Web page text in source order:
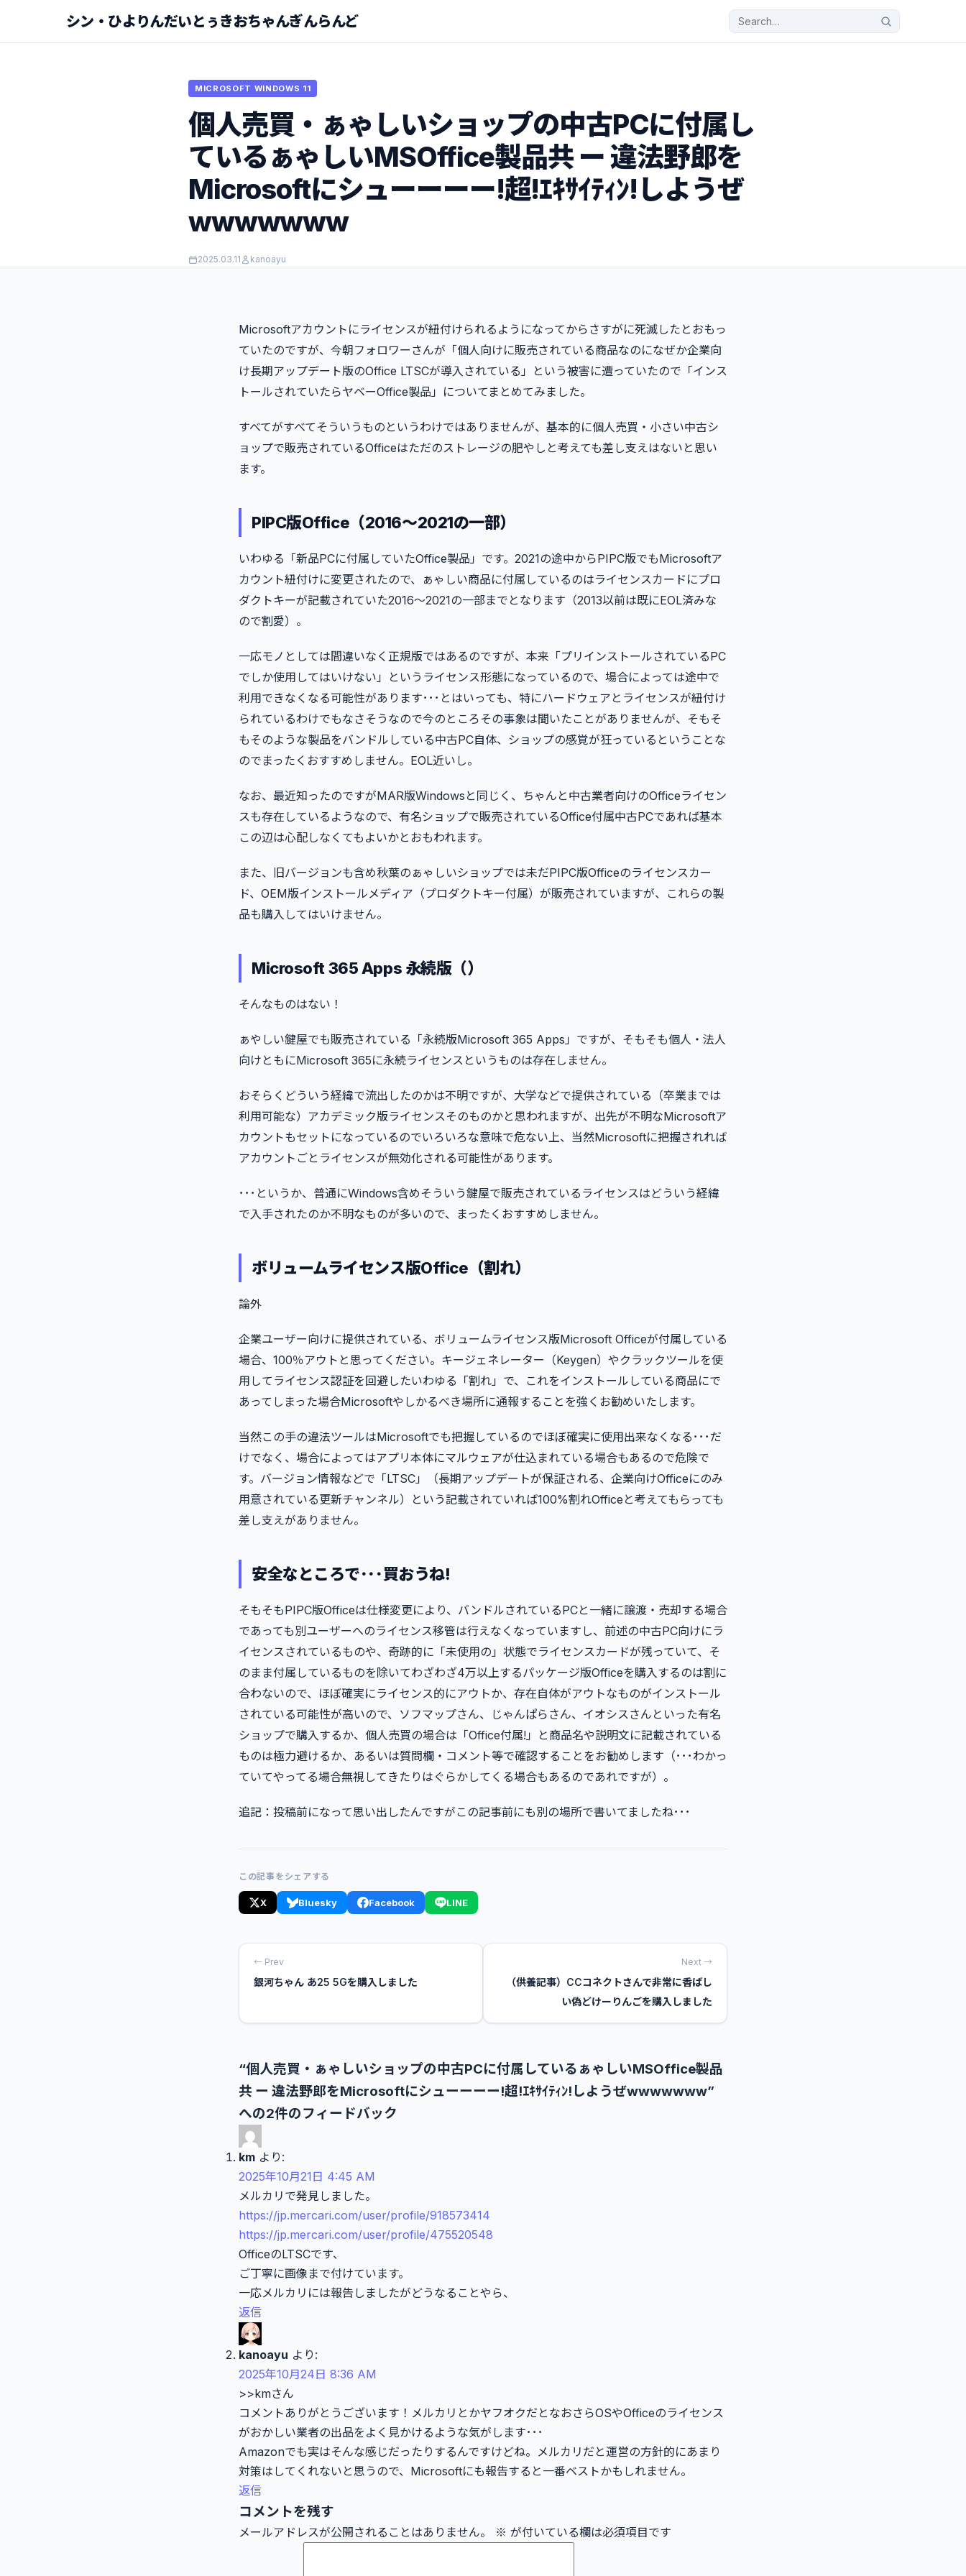
シン・ひよりんだいとぅきおちゃんぎんらんど
MICROSOFT WINDOWS 11
個人売買・ぁゃしいショップの中古PCに付属し
ているぁゃしいMSOffice製品共 ー 違法野郎を
Microsoftにシューーーー!超!ｴｷｻｲﾃｨﾝ!しようぜ
wwwwwww
2025.03.11 kanoayu
Microsoftアカウントにライセンスが紐付けられるようになってからさすがに死滅したとおもっ
ていたのですが、今朝フォロワーさんが「個人向けに販売されている商品なのになぜか企業向
け長期アップデート版のOffice LTSCが導入されている」という被害に遭っていたので「インス
トールされていたらヤベーOffice製品」についてまとめてみました。
すべてがすべてそういうものというわけではありませんが、基本的に個人売買・小さい中古シ
ョップで販売されているOfficeはただのストレージの肥やしと考えても差し支えはないと思い
ます。
PIPC版Office（2016〜2021の一部）
いわゆる「新品PCに付属していたOffice製品」です。2021の途中からPIPC版でもMicrosoftア
カウント紐付けに変更されたので、ぁゃしい商品に付属しているのはライセンスカードにプロ
ダクトキーが記載されていた2016〜2021の一部までとなります（2013以前は既にEOL済みな
ので割愛）。
一応モノとしては間違いなく正規版ではあるのですが、本来「プリインストールされているPC
でしか使用してはいけない」というライセンス形態になっているので、場合によっては途中で
利用できなくなる可能性があります･･･とはいっても、特にハードウェアとライセンスが紐付け
られているわけでもなさそうなので今のところその事象は聞いたことがありませんが、そもそ
もそのような製品をバンドルしている中古PC自体、ショップの感覚が狂っているということな
のでまったくおすすめしません。EOL近いし。
なお、最近知ったのですがMAR版Windowsと同じく、ちゃんと中古業者向けのOfficeライセン
スも存在しているようなので、有名ショップで販売されているOffice付属中古PCであれば基本
この辺は心配しなくてもよいかとおもわれます。
また、旧バージョンも含め秋葉のぁゃしいショップでは未だPIPC版Officeのライセンスカー
ド、OEM版インストールメディア（プロダクトキー付属）が販売されていますが、これらの製
品も購入してはいけません。
Microsoft 365 Apps 永続版（）
そんなものはない！
ぁやしい鍵屋でも販売されている「永続版Microsoft 365 Apps」ですが、そもそも個人・法人
向けともにMicrosoft 365に永続ライセンスというものは存在しません。
おそらくどういう経緯で流出したのかは不明ですが、大学などで提供されている（卒業までは
利用可能な）アカデミック版ライセンスそのものかと思われますが、出先が不明なMicrosoftア
カウントもセットになっているのでいろいろな意味で危ない上、当然Microsoftに把握されれば
アカウントごとライセンスが無効化される可能性があります。
･･･というか、普通にWindows含めそういう鍵屋で販売されているライセンスはどういう経緯
で入手されたのか不明なものが多いので、まったくおすすめしません。
ボリュームライセンス版Office（割れ）
論外
企業ユーザー向けに提供されている、ボリュームライセンス版Microsoft Officeが付属している
場合、100％アウトと思ってください。キージェネレーター（Keygen）やクラックツールを使
用してライセンス認証を回避したいわゆる「割れ」で、これをインストールしている商品にで
あってしまった場合Microsoftやしかるべき場所に通報することを強くお勧めいたします。
当然この手の違法ツールはMicrosoftでも把握しているのでほぼ確実に使用出来なくなる･･･だ
けでなく、場合によってはアプリ本体にマルウェアが仕込まれている場合もあるので危険で
す。バージョン情報などで「LTSC」（長期アップデートが保証される、企業向けOfficeにのみ
用意されている更新チャンネル）という記載されていれば100%割れOfficeと考えてもらっても
差し支えがありません。
安全なところで･･･買おうね!
そもそもPIPC版Officeは仕様変更により、バンドルされているPCと一緒に譲渡・売却する場合
であっても別ユーザーへのライセンス移管は行えなくなっていますし、前述の中古PC向けにラ
イセンスされているものや、奇跡的に「未使用の」状態でライセンスカードが残っていて、そ
のまま付属しているものを除いてわざわざ4万以上するパッケージ版Officeを購入するのは割に
合わないので、ほぼ確実にライセンス的にアウトか、存在自体がアウトなものがインストール
されている可能性が高いので、ソフマップさん、じゃんぱらさん、イオシスさんといった有名
ショップで購入するか、個人売買の場合は「Office付属!」と商品名や説明文に記載されている
ものは極力避けるか、あるいは質問欄・コメント等で確認することをお勧めします（･･･わかっ
ていてやってる場合無視してきたりはぐらかしてくる場合もあるのであれですが）。
追記：投稿前になって思い出したんですがこの記事前にも別の場所で書いてましたね･･･
この記事をシェアする
X Bluesky Facebook LINE
← Prev
銀河ちゃん あ25 5Gを購入しました
Next →
（供養記事）CCコネクトさんで非常に香ばし
い偽どけーりんごを購入しました
“個人売買・ぁゃしいショップの中古PCに付属しているぁゃしいMSOffice製品
共 ー 違法野郎をMicrosoftにシューーーー!超!ｴｷｻｲﾃｨﾝ!しようぜwwwwwww”
への2件のフィードバック
km より:
2025年10月21日 4:45 AM
メルカリで発見しました。
https://jp.mercari.com/user/profile/918573414
https://jp.mercari.com/user/profile/475520548
OfficeのLTSCです、
ご丁寧に画像まで付けています。
一応メルカリには報告しましたがどうなることやら、
返信
kanoayu より:
2025年10月24日 8:36 AM
>>kmさん
コメントありがとうございます！メルカリとかヤフオクだとなおさらOSやOfficeのライセンス
がおかしい業者の出品をよく見かけるような気がします･･･
Amazonでも実はそんな感じだったりするんですけどね。メルカリだと運営の方針的にあまり
対策はしてくれないと思うので、Microsoftにも報告すると一番ベストかもしれません。
返信
コメントを残す
メールアドレスが公開されることはありません。 ※ が付いている欄は必須項目です